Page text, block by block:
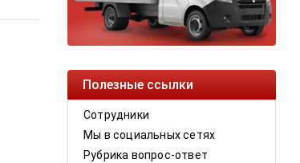
Полезные ссылки
Сотрудники
Мы в социальных сетях
Рубрика вопрос-ответ